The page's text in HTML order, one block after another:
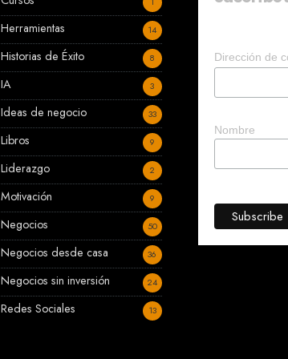
Herramientas 14
Historias de Éxito 8
IA 3
Ideas de negocio 33
Libros 9
Liderazgo 2
Motivación 9
Negocios 50
Negocios desde casa 36
Negocios sin inversión 24
Redes Sociales 13
Dirección de
Nombre